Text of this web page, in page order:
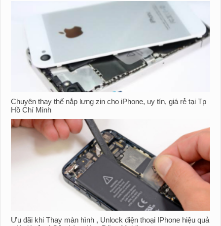
Chuyên thay thế nắp lưng zin cho iPhone, uy tín, giá rẻ tại Tp
Hồ Chí Minh
Ưu đãi khi Thay màn hình , Unlock điện thoại IPhone hiệu quả